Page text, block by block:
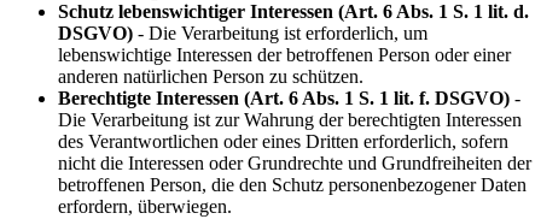
Schutz lebenswichtiger Interessen (Art. 6 Abs. 1 S. 1 lit. d.
DSGVO) - Die Verarbeitung ist erforderlich, um
lebenswichtige Interessen der betroffenen Person oder einer
anderen natürlichen Person zu schützen.
Berechtigte Interessen (Art. 6 Abs. 1 S. 1 lit. f. DSGVO) -
Die Verarbeitung ist zur Wahrung der berechtigten Interessen
des Verantwortlichen oder eines Dritten erforderlich, sofern
nicht die Interessen oder Grundrechte und Grundfreiheiten der
betroffenen Person, die den Schutz personenbezogener Daten
erfordern, überwiegen.